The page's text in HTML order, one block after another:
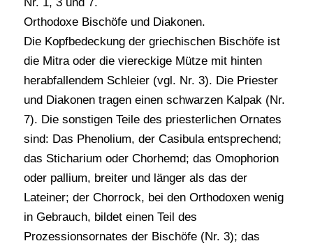
Orthodoxe Bischöfe und Diakonen.
Die Kopfbedeckung der griechischen Bischöfe ist
die Mitra oder die viereckige Mütze mit hinten
herabfallendem Schleier (vgl. Nr. 3). Die Priester
und Diakonen tragen einen schwarzen Kalpak (Nr.
7). Die sonstigen Teile des priesterlichen Ornates
sind: Das Phenolium, der Casibula entsprechend;
das Sticharium oder Chorhemd; das Omophorion
oder pallium, breiter und länger als das der
Lateiner; der Chorrock, bei den Orthodoxen wenig
in Gebrauch, bildet einen Teil des
Prozessionsornates der Bischöfe (Nr. 3); das